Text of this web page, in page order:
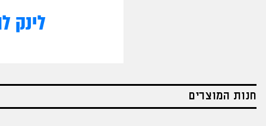
לינק
חנות המוצרים